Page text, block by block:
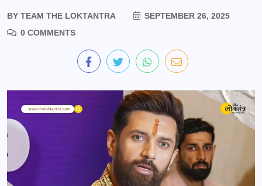
BY TEAM THE LOKTANTRA
SEPTEMBER 26, 2025
0 COMMENTS